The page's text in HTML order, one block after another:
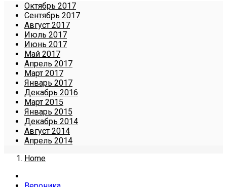
Октябрь 2017
Сентябрь 2017
Август 2017
Июль 2017
Июнь 2017
Май 2017
Апрель 2017
Март 2017
Январь 2017
Декабрь 2016
Март 2015
Январь 2015
Декабрь 2014
Август 2014
Апрель 2014
Home